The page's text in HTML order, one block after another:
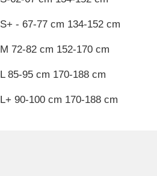
S+ - 67-77 cm 134-152 cm
M 72-82 cm 152-170 cm
L 85-95 cm 170-188 cm
L+ 90-100 cm 170-188 cm